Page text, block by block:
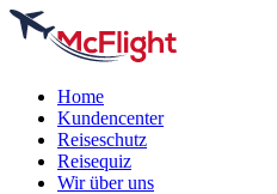
Home
Kundencenter
Reiseschutz
Reisequiz
Wir über uns